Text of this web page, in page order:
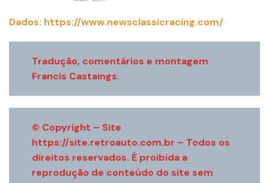
Dados: https://www.newsclassicracing.com/
Tradução, comentários e montagem
Francis Castaings.
© Copyright – Site
https://site.retroauto.com.br – Todos os
direitos reservados. É proibida a
reprodução de conteúdo do site sem